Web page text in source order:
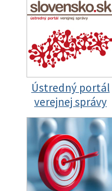
Ústredný portál
verejnej správy